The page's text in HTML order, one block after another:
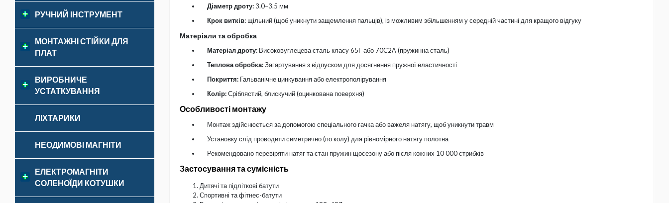
РУЧНИЙ ІНСТРУМЕНТ
МОНТАЖНІ СТІЙКИ ДЛЯ
ПЛАТ
ВИРОБНИЧЕ
УСТАТКУВАННЯ
ЛІХТАРИКИ
НЕОДИМОВІ МАГНІТИ
ЕЛЕКТРОМАГНІТИ
СОЛЕНОЇДИ КОТУШКИ
Діаметр дроту:3.0–3.5 мм
Крок витків: щільний (щоб уникнути защемлення пальців), із можливим збільшенням у середній частині для кращого відгуку
Матеріали та обробка
Матеріал дроту: Високовуглецева сталь класу 65Г або 70С2А (пружинна сталь)
Теплова обробка:Загартування з відпуском для досягнення пружної еластичності
Покриття: Гальванічне цинкування або електрополірування
Колір:Сріблястий, блискучий (оцинкована поверхня)
Особливості монтажу
Монтаж здійснюється за допомогою спеціального гачка або важеля натягу, щоб уникнути травм
Установку слід проводити симетрично (по колу) для рівномірного натягу полотна
Рекомендовано перевіряти натяг та стан пружин щосезону або після кожних 10 000 стрибків
Застосування та сумісність
Дитячі та підліткові батути
Спортивні та фітнес-батути